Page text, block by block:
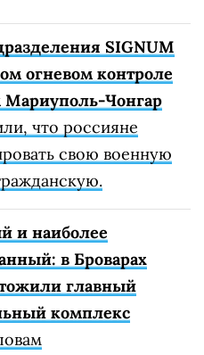
SIGNUM
огневом контроле
Чонгар
что россияне
свою военную
и наиболее
в Броварах
главный
комплекс